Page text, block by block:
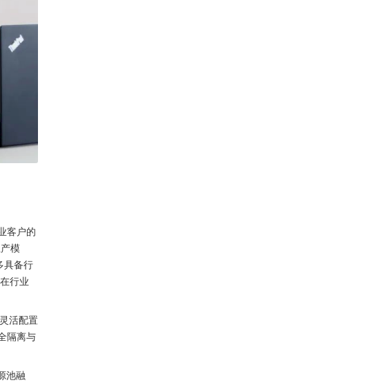
客户的
模
具备行
行业
活配置
隔离与
池融